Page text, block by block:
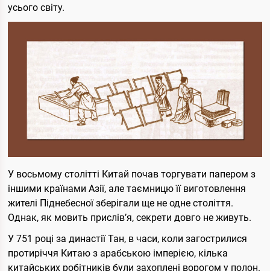
усього світу.
У восьмому столітті Китай почав торгувати папером з
іншими країнами Азії, але таємницю її виготовлення
жителі Піднебесної зберігали ще не одне століття.
Однак, як мовить прислів’я, секрети довго не живуть.
У 751 році за династії Тан, в часи, коли загострилися
протиріччя Китаю з арабською імперією, кілька
китайських робітників були захоплені ворогом у полон.